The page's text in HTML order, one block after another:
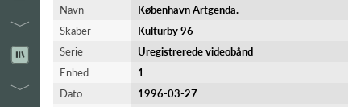
Navn
København Artgenda.
Skaber
Kulturby 96
Serie
Uregistrerede videobånd
Enhed
1
Dato
1996-03-27